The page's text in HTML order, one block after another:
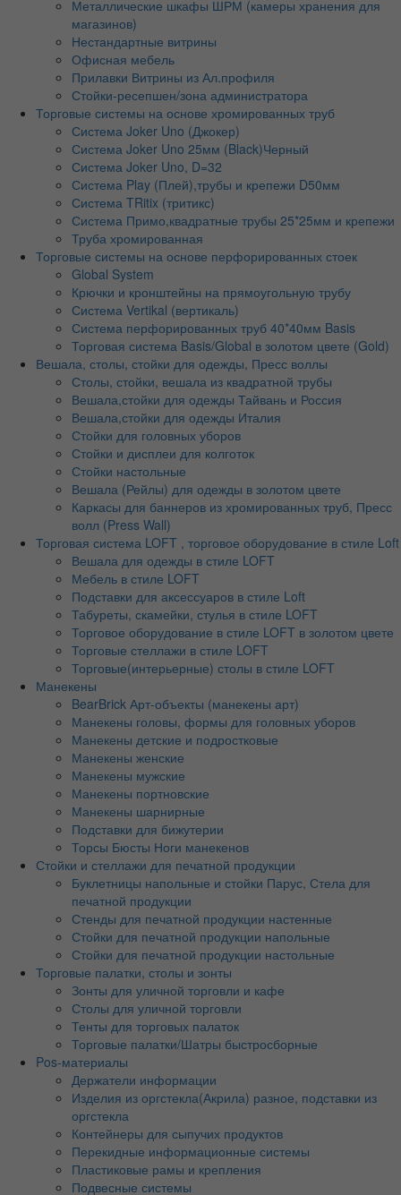
Металлические шкафы ШРМ (камеры хранения для
магазинов)
Нестандартные витрины
Офисная мебель
Прилавки Витрины из Ал.профиля
Стойки-ресепшен/зона администратора
Торговые системы на основе хромированных труб
Система Joker Uno (Джокер)
Система Joker Uno 25мм (Black)Черный
Система Joker Uno, D=32
Система Play (Плей),трубы и крепежи D50мм
Система TRitix (тритикс)
Система Примо,квадратные трубы 25*25мм и крепежи
Труба хромированная
Торговые системы на основе перфорированных стоек
Global System
Крючки и кронштейны на прямоугольную трубу
Система Vertikal (вертикаль)
Система перфорированных труб 40*40мм Basis
Торговая система Basis/Global в золотом цвете (Gold)
Вешала, столы, стойки для одежды, Пресс воллы
Столы, стойки, вешала из квадратной трубы
Вешала,стойки для одежды Тайвань и Россия
Вешала,стойки для одежды Италия
Стойки для головных уборов
Стойки и дисплеи для колготок
Стойки настольные
Вешала (Рейлы) для одежды в золотом цвете
Каркасы для баннеров из хромированных труб, Пресс
волл (Press Wall)
Торговая система LOFT , торговое оборудование в стиле Loft
Вешала для одежды в стиле LOFT
Мебель в стиле LOFT
Подставки для аксессуаров в стиле Loft
Табуреты, скамейки, стулья в стиле LOFT
Торговое оборудование в стиле LOFT в золотом цвете
Торговые стеллажи в стиле LOFT
Торговые(интерьерные) столы в стиле LOFT
Манекены
BearBrick Арт-объекты (манекены арт)
Манекены головы, формы для головных уборов
Манекены детские и подростковые
Манекены женские
Манекены мужские
Манекены портновские
Манекены шарнирные
Подставки для бижутерии
Торсы Бюсты Ноги манекенов
Стойки и стеллажи для печатной продукции
Буклетницы напольные и стойки Парус, Стела для
печатной продукции
Стенды для печатной продукции настенные
Стойки для печатной продукции напольные
Стойки для печатной продукции настольные
Торговые палатки, столы и зонты
Зонты для уличной торговли и кафе
Столы для уличной торговли
Тенты для торговых палаток
Торговые палатки/Шатры быстросборные
Pos-материалы
Держатели информации
Изделия из оргстекла(Акрила) разное, подставки из
оргстекла
Контейнеры для сыпучих продуктов
Перекидные информационные системы
Пластиковые рамы и крепления
Подвесные системы